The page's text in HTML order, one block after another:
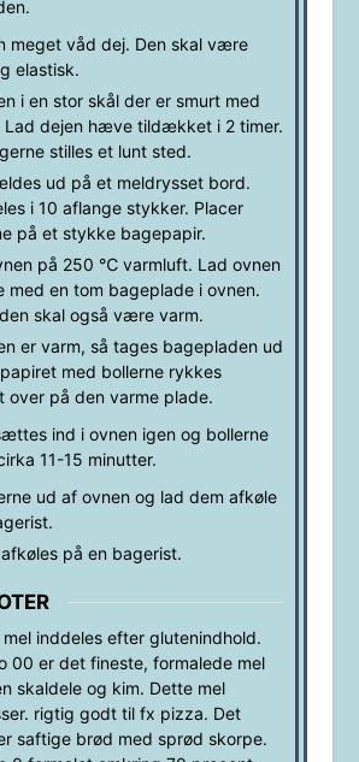
meget våd dej. Den skal være
elastisk.
i en stor skål der er smurt med
Lad dejen hæve tildækket i 2 timer.
stilles et lunt sted.
ud på et meldrysset bord.
i 10 aflange stykker. Placer
på et stykke bagepapir.
på 250 ℃ varmluft. Lad ovnen
med en tom bageplade i ovnen.
skal også være varm.
er varm, så tages bagepladen ud
med bollerne rykkes
over på den varme plade.
ind i ovnen igen og bollerne
11-15 minutter.
ud af ovnen og lad dem afkøle
på en bagerist.
mel inddeles efter glutenindhold.
00 er det fineste, formalede mel
skaldele og kim. Dette mel
rigtig godt til fx pizza. Det
saftige brød med sprød skorpe.